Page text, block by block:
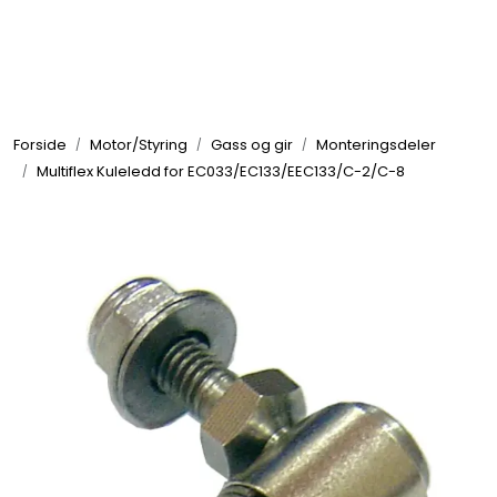
Forside Motor/Styring Gass og gir
Monteringsdeler
Multiflex Kuleledd for EC033/EC133/EEC133/C-2/C-8
Elektrisk
Komfort
VVS
Motor/Styring